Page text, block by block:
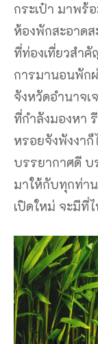
กระเป๋า มาพร้
ห้องพักสะอาด
ที่ท่องเที่ยวสำ
การมานอนพัก
จังหวัดอำนาจ
ที่กำลังมองหา
หรอยจังพังงา
บรรยากาศดี บ
มาให้กับทุกท่า
เปิดใหม่ จะมีที่